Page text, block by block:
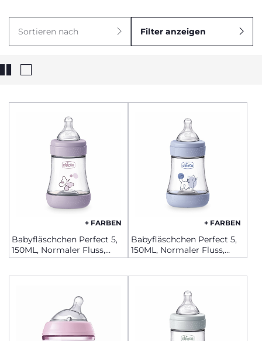
Sortieren nach Filter anzeigen
+ FARBEN
Babyfläschchen Perfect 5,
150ML, Normaler Fluss,
Silikon
+ FARBEN
Babyfläschchen Perfect 5,
150ML, Normaler Fluss,
Silikon